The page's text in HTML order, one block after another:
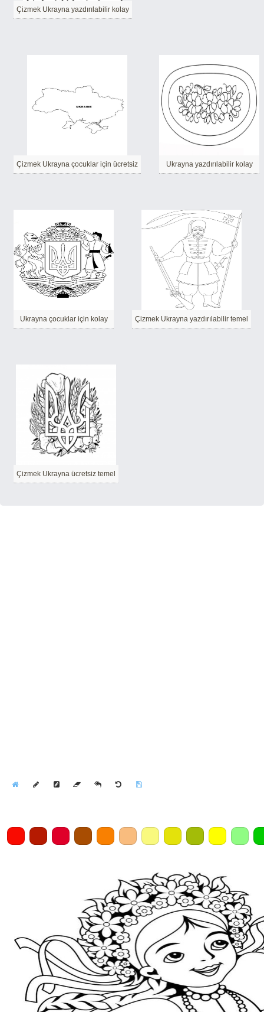
Çizmek Ukrayna yazdırılabilir kolay
Çizmek Ukrayna çocuklar için ücretsiz Ukrayna yazdırılabilir kolay
Ukrayna çocuklar için kolay Çizmek Ukrayna yazdırılabilir temel
Çizmek Ukrayna ücretsiz temel